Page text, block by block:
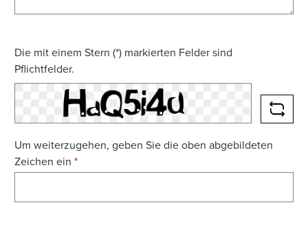
Die mit einem Stern (*) markierten Felder sind
Pflichtfelder.
Um weiterzugehen, geben Sie die oben abgebildeten
Zeichen ein *